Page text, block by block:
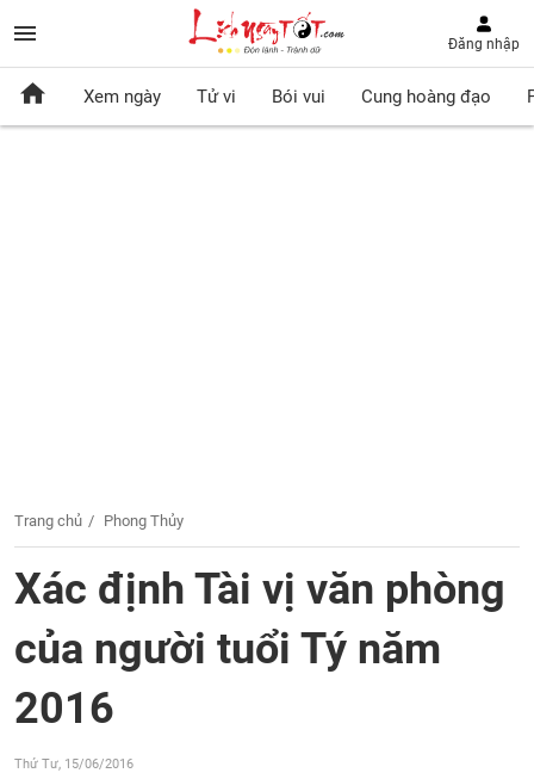
Đăng nhập
Xem ngày Tử vi Bói vui Cung hoàng đạo
Trang chủ Phong Thủy
Xác định Tài vị văn phòng
của người tuổi Tý năm
2016
Thứ Tư, 15/06/2016